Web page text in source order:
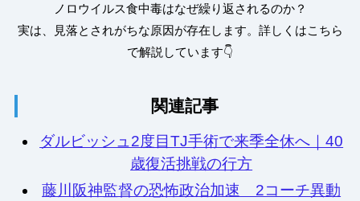
ノロウイルス食中毒はなぜ繰り返されるのか？
実は、見落とされがちな原因が存在します。詳しくはこちら
で解説しています👇
関連記事
ダルビッシュ2度目TJ手術で来季全休へ｜40
歳復活挑戦の行方
藤川阪神監督の恐怖政治加速 2コーチ異動